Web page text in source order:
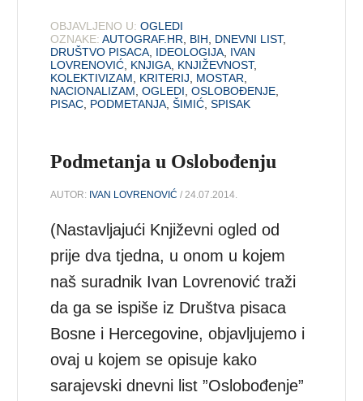
OBJAVLJENO U: OGLEDI
OZNAKE: AUTOGRAF.HR BIH DNEVNI LIST,
DRUŠTVO PISACA IDEOLOGIJA IVAN
LOVRENOVIĆ KNJIGA KNJIŽEVNOST,
KOLEKTIVIZAM
KRITERIJ MOSTAR
NACIONALIZAM ,OGLEDI ,OSLOBOĐENJE
PISAC PODMETANJA ,ŠIMIĆ ,SPISAK
Podmetanja u Oslobođenju
AUTOR: IVAN LOVRENOVIĆ / 24.07.2014.
(Nastavljajući Književni ogled od
prije dva tjedna, u onom u kojem
naš suradnik Ivan Lovrenović traži
da ga se ispiše iz Društva pisaca
Bosne i Hercegovine, objavljujemo i
ovaj u kojem se opisuje kako
sarajevski dnevni list ”Oslobođenje”